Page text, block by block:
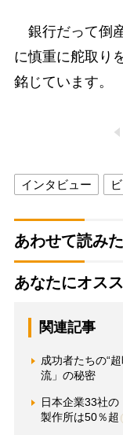
銀行だって倒
に慎重に舵取り
銘じています。
インタビュー
あわせて読み
あなたにオス
関連記事
成功者たちの“
流」の秘密
日本企業33社
製作所は50％超